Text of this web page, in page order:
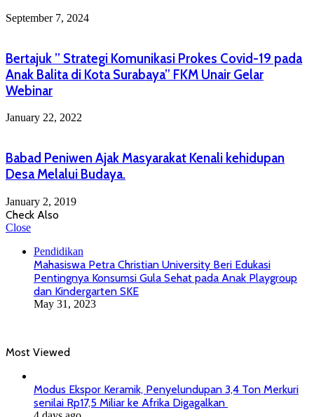
September 7, 2024
Bertajuk ” Strategi Komunikasi Prokes Covid-19 pada
Anak Balita di Kota Surabaya” FKM Unair Gelar
Webinar
January 22, 2022
Babad Peniwen Ajak Masyarakat Kenali kehidupan
Desa Melalui Budaya.
January 2, 2019
Check Also
Close
Pendidikan
Mahasiswa Petra Christian University Beri Edukasi
Pentingnya Konsumsi Gula Sehat pada Anak Playgroup
dan Kindergarten SKE
May 31, 2023
Most Viewed
Modus Ekspor Keramik, Penyelundupan 3,4 Ton Merkuri
senilai Rp17,5 Miliar ke Afrika Digagalkan